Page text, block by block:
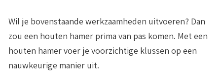
Wil je bovenstaande werkzaamheden uitvoeren? Dan
zou een houten hamer prima van pas komen. Met een
houten hamer voer je voorzichtige klussen op een
nauwkeurige manier uit.